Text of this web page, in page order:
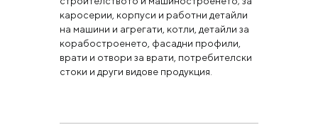
каросерии, корпуси и работни детайли
на машини и агрегати, котли, детайли за
корабостроенето, фасадни профили,
врати и отвори за врати, потребителски
стоки и други видове продукция.